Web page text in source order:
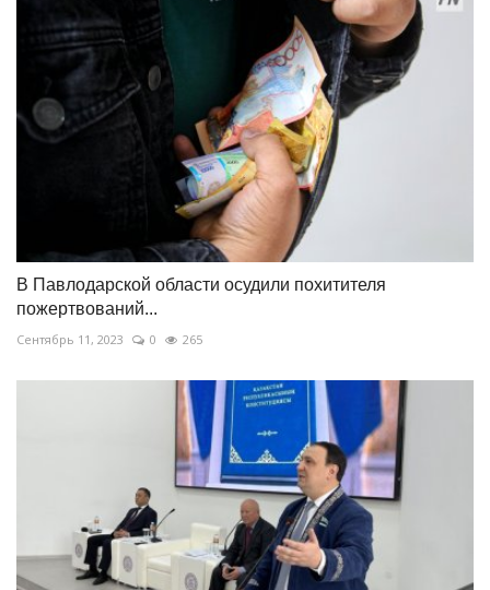
В Павлодарской области осудили похитителя
пожертвований...
Сентябрь 11, 2023 0 265